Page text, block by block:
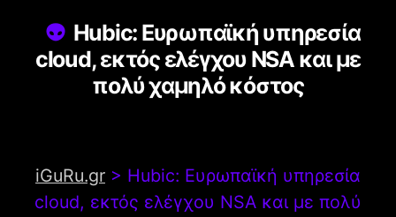
Hubic: Ευρωπαϊκή υπηρεσία
cloud, εκτός ελέγχου NSA και με
πολύ χαμηλό κόστος
iGuRu.gr > Hubic: Ευρωπαϊκή υπηρεσία
cloud, εκτός ελέγχου NSA και με πολύ